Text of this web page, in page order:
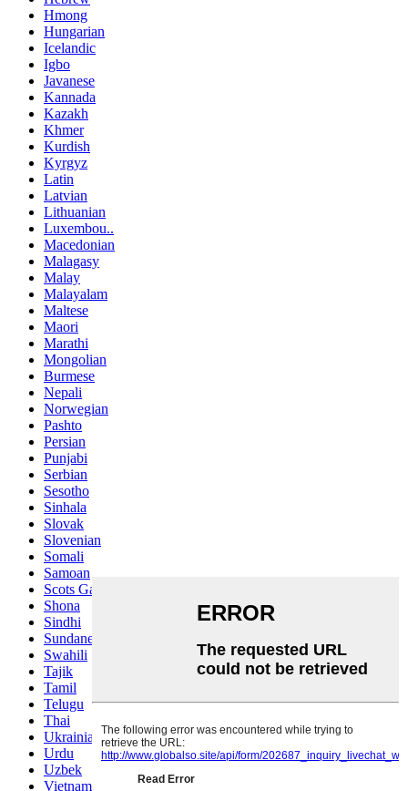
Hmong
Hungarian
Icelandic
Igbo
Javanese
Kannada
Kazakh
Khmer
Kurdish
Kyrgyz
Latin
Latvian
Lithuanian
Luxembou..
Macedonian
Malagasy
Malay
Malayalam
Maltese
Maori
Marathi
Mongolian
Burmese
Nepali
Norwegian
Pashto
Persian
Punjabi
Serbian
Sesotho
Sinhala
Slovak
Slovenian
Somali
Samoan
Scots Gaelic
Shona
Sindhi
Sundanese
Swahili
Tajik
Tamil
Telugu
Thai
Ukrainian
Urdu
Uzbek
Vietnamese